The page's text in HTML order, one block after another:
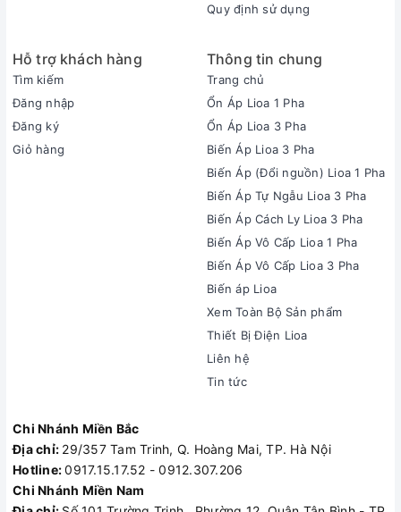
Quy định sử dụng
Hỗ trợ khách hàng
Tìm kiếm
Đăng nhập
Đăng ký
Giỏ hàng
Thông tin chung
Trang chủ
Ổn Áp Lioa 1 Pha
Ổn Áp Lioa 3 Pha
Biến Áp Lioa 3 Pha
Biến Áp (Đổi nguồn) Lioa 1 Pha
Biến Áp Tự Ngẫu Lioa 3 Pha
Biến Áp Cách Ly Lioa 3 Pha
Biến Áp Vô Cấp Lioa 1 Pha
Biến Áp Vô Cấp Lioa 3 Pha
Biến áp Lioa
Xem Toàn Bộ Sản phẩm
Thiết Bị Điện Lioa
Liên hệ
Tin tức
Chi Nhánh Miền Bắc
Địa chỉ: 29/357 Tam Trinh, Q. Hoàng Mai, TP. Hà Nội
Hotline:0917.15.17.52 - 0912.307.206
Chi Nhánh Miền Nam